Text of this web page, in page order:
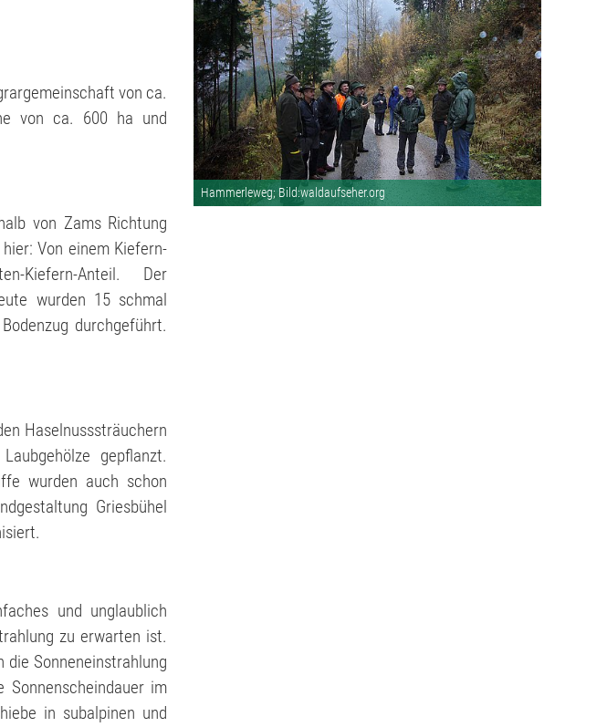
von ca.
von ca. 600 ha und
von Zams Richtung
Von einem Kiefern-
Kiefern-Anteil. Der
wurden 15 schmal
durchgeführt.
Haselnusssträuchern
gepflanzt.
wurden auch schon
Griesbühel
und unglaublich
zu erwarten ist.
Sonneneinstrahlung
im
in subalpinen und
Hammerleweg; Bild:waldaufseher.org